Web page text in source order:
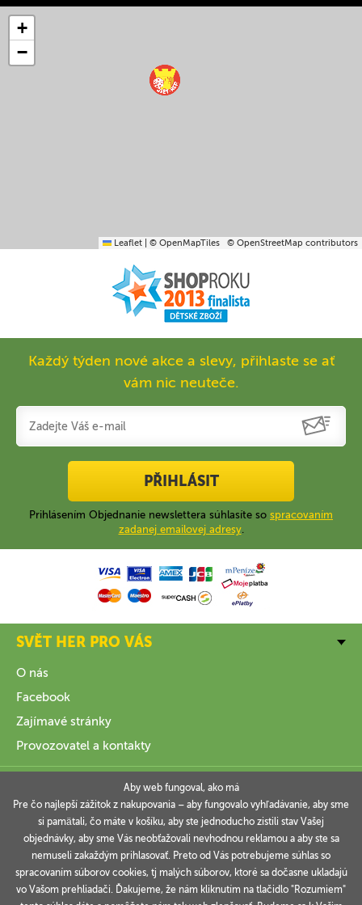
+
−
Leaflet © OpenMapTiles © OpenStreetMap contributors
Každý týden nové akce a slevy, přihlaste se ať
vám nic neuteče.
PŘIHLÁSIT
Prihlásením Objednanie newslettera súhlasíte so spracovaním
zadanej emailovej adresy.
SVĚT HER PRO VÁS
O nás
Facebook
Zajímavé stránky
Provozovatel a kontakty
INFORMACE
VAŠE OBJEDNÁVKY
Aby web fungoval, ako má
Pre čo najlepší zážitok z nakupovania – aby fungovalo vyhľadávanie, aby sme
si pamätali, čo máte v košíku, aby ste jednoducho zistili stav Vašej
objednávky, aby sme Vás neobťažovali nevhodnou reklamou a aby ste sa
nemuseli zakaždým prihlasovať. Preto od Vás potrebujeme súhlas so
spracovaním súborov cookies, tj malých súborov, ktoré sa dočasne ukladajú
vo Vašom prehliadači. Ďakujeme, že nám kliknutím na tlačidlo "Rozumiem"